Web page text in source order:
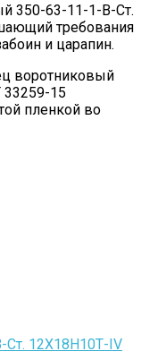
350-63-11-1-B-Cт.
требования
и царапин.
воротниковый
33259-15
пленкой во
12Х18Н10Т-IV